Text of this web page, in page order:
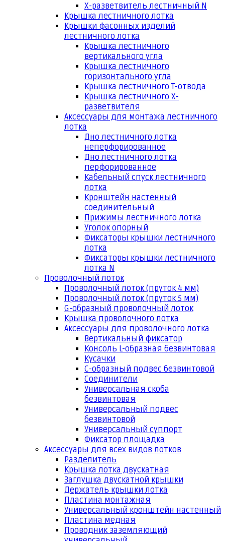
Х-разветвитель лестничный N
Крышка лестничного лотка
Крышки фасонных изделий
лестничного лотка
Крышка лестничного
вертикального угла
Крышка лестничного
горизонтального угла
Крышка лестничного Т-отвода
Крышка лестничного Х-
разветвителя
Аксессуары для монтажа лестничного
лотка
Дно лестничного лотка
неперфорированное
Дно лестничного лотка
перфорированное
Кабельный спуск лестничного
лотка
Кронштейн настенный
соединительный
Прижимы лестничного лотка
Уголок опорный
Фиксаторы крышки лестничного
лотка
Фиксаторы крышки лестничного
лотка N
Проволочный лоток
Проволочный лоток (пруток 4 мм)
Проволочный лоток (пруток 5 мм)
G-образный проволочный лоток
Крышка проволочного лотка
Аксессуары для проволочного лотка
Вертикальный фиксатор
Консоль L-образная безвинтовая
Кусачки
С-образный подвес безвинтовой
Соединители
Универсальная скоба
безвинтовая
Универсальный подвес
безвинтовой
Универсальный суппорт
Фиксатор площадка
Аксессуары для всех видов лотков
Разделитель
Крышка лотка двускатная
Заглушка двускатной крышки
Держатель крышки лотка
Пластина монтажная
Универсальный кронштейн настенный
Пластина медная
Проводник заземляющий